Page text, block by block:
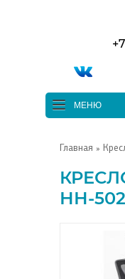
+7
МЕНЮ
Главная »
НН-